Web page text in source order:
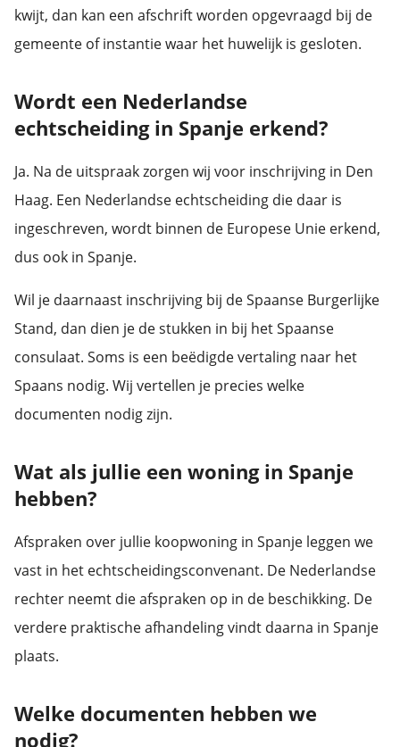
kwijt, dan kan een afschrift worden opgevraagd bij de
gemeente of instantie waar het huwelijk is gesloten.
Wordt een Nederlandse
echtscheiding in Spanje erkend?
Ja. Na de uitspraak zorgen wij voor inschrijving in Den
Haag. Een Nederlandse echtscheiding die daar is
ingeschreven, wordt binnen de Europese Unie erkend,
dus ook in Spanje.
Wil je daarnaast inschrijving bij de Spaanse Burgerlijke
Stand, dan dien je de stukken in bij het Spaanse
consulaat. Soms is een beëdigde vertaling naar het
Spaans nodig. Wij vertellen je precies welke
documenten nodig zijn.
Wat als jullie een woning in Spanje
hebben?
Afspraken over jullie koopwoning in Spanje leggen we
vast in het echtscheidingsconvenant. De Nederlandse
rechter neemt die afspraken op in de beschikking. De
verdere praktische afhandeling vindt daarna in Spanje
plaats.
Welke documenten hebben we
nodig?